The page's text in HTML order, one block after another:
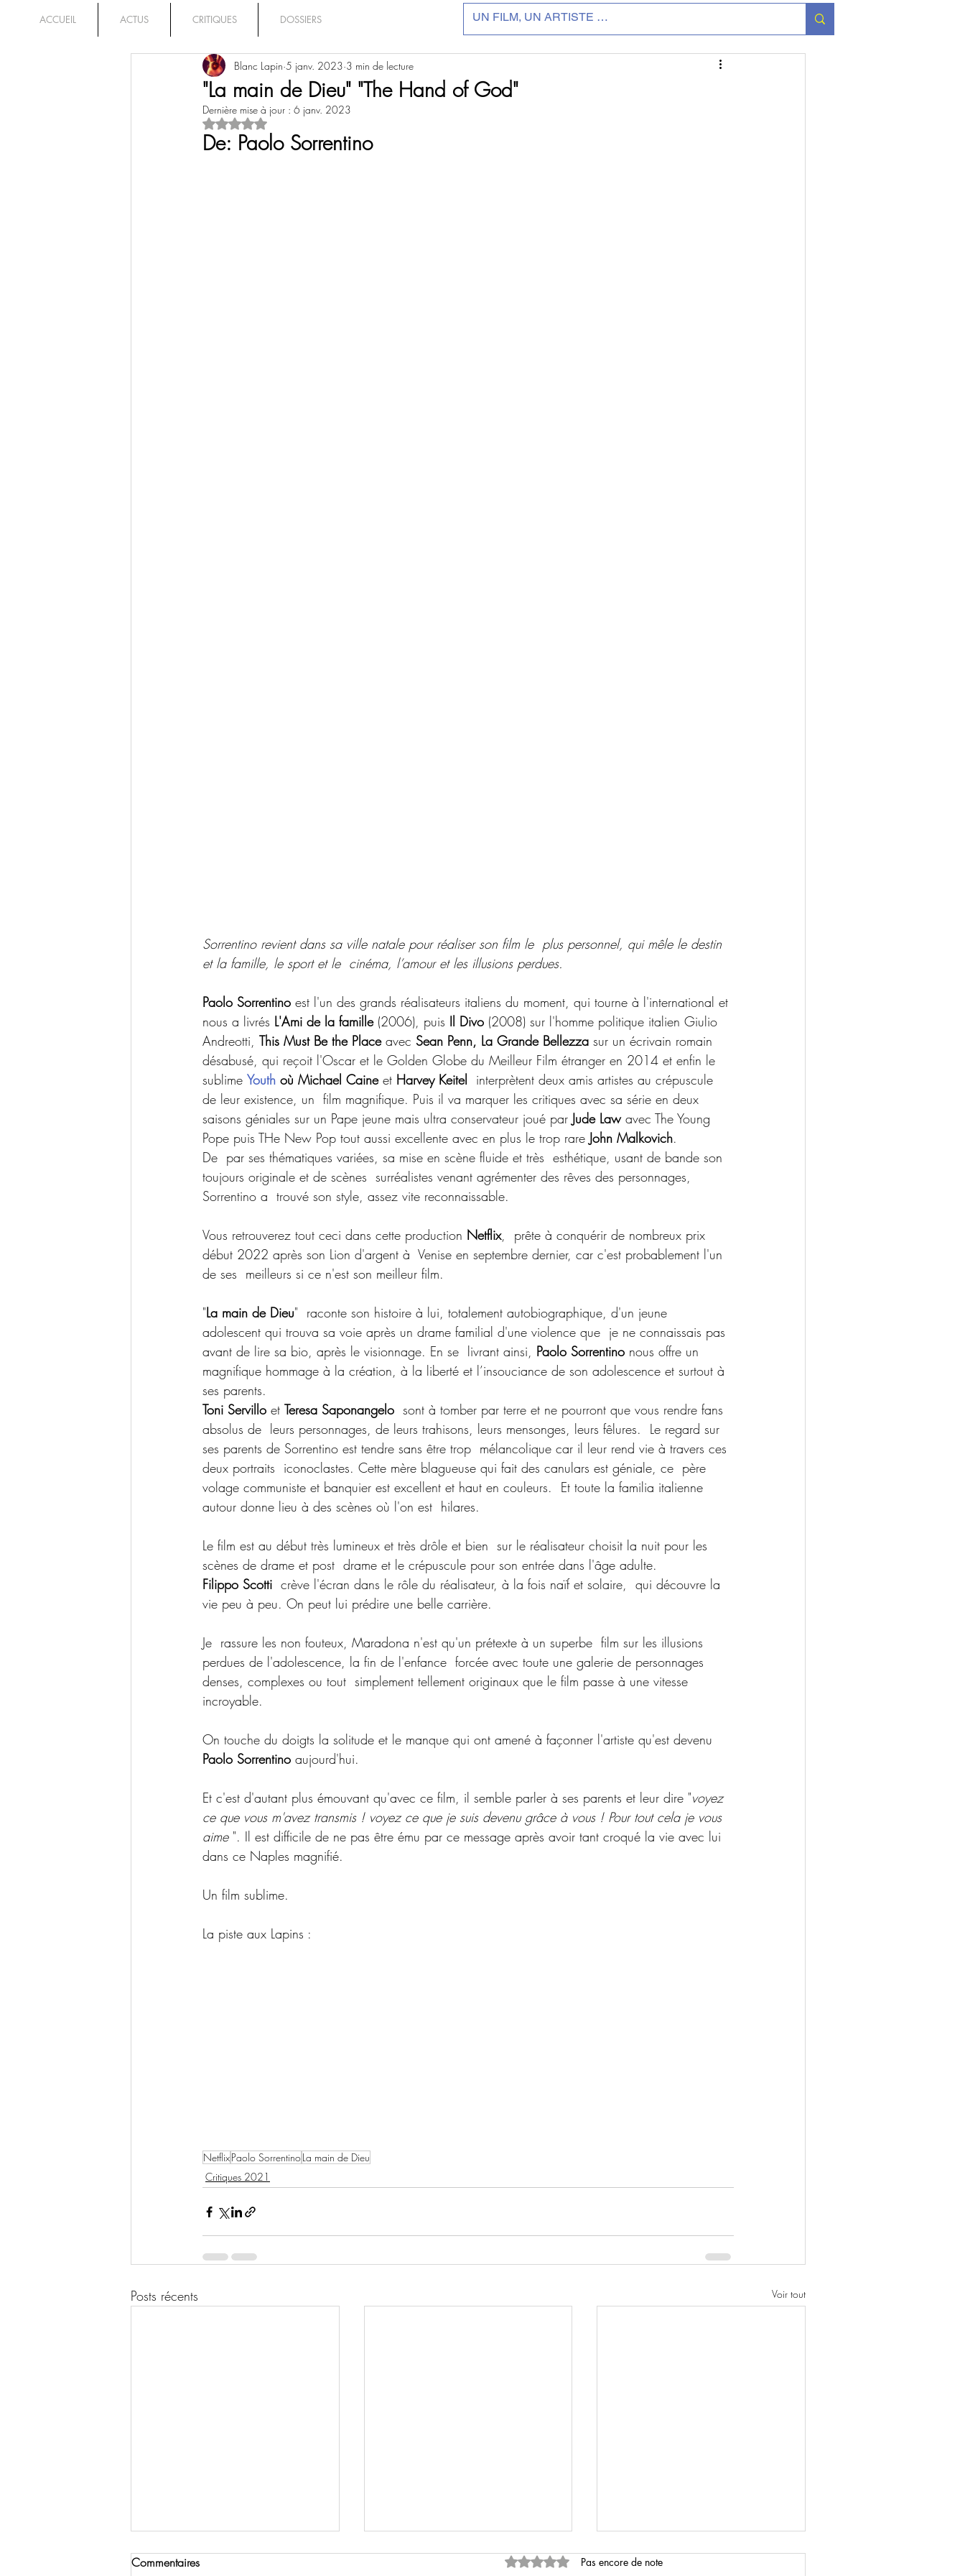
ACCUEIL ACTUS CRITIQUES DOSSIERS
"La main de Dieu" "The Hand of God"
Blanc Lapin 5 janv. 2023 3 min de lecture
Dernière mise à jour : 6 janv. 2023
Noté NaN étoiles sur 5.
De: Paolo Sorrentino
Sorrentino revient dans sa ville natale pour réaliser son film le  plus personnel, qui mêle le destin
et la famille, le sport et le  cinéma, l’amour et les illusions perdues.
Paolo Sorrentino est l'un des grands réalisateurs italiens du moment, qui tourne à l'international et
nous a livrés L'Ami de la famille (2006), puis Il Divo (2008) sur l'homme politique italien Giulio
Andreotti, This Must Be the Place avec Sean Penn, La Grande Bellezza sur un écrivain romain
désabusé, qui reçoit l'Oscar et le Golden Globe du Meilleur Film étranger en 2014 et enfin le
sublime Youth où Michael Caine et Harvey Keitel
  interprètent deux amis artistes au crépuscule
de leur existence, un  film magnifique. Puis il va marquer les critiques avec sa série en deux
saisons géniales sur un Pape jeune mais ultra conservateur joué par Jude Law avec The Young
Pope puis THe New Pop tout aussi excellente avec en plus le trop rare John Malkovich.
De  par ses thématiques variées, sa mise en scène fluide et très  esthétique, usant de bande son
toujours originale et de scènes  surréalistes venant agrémenter des rêves des personnages,
Sorrentino a  trouvé son style, assez vite reconnaissable.
Vous retrouverez tout ceci dans cette production Netflix,  prête à conquérir de nombreux prix
début 2022 après son Lion d'argent à  Venise en septembre dernier, car c'est probablement l'un
de ses  meilleurs si ce n'est son meilleur film.
"La main de Dieu"  raconte son histoire à lui, totalement autobiographique, d'un jeune
adolescent qui trouva sa voie après un drame familial d'une violence que  je ne connaissais pas
avant de lire sa bio, après le visionnage. En se  livrant ainsi, Paolo Sorrentino nous offre un
magnifique hommage à la création, à la liberté et l’insouciance de son adolescence et surtout à
ses parents.
Toni Servillo et Teresa Saponangelo
  sont à tomber par terre et ne pourront que vous rendre fans
absolus de  leurs personnages, de leurs trahisons, leurs mensonges, leurs fêlures.  Le regard sur
ses parents de Sorrentino est tendre sans être trop  mélancolique car il leur rend vie à travers ces
deux portraits  iconoclastes. Cette mère blagueuse qui fait des canulars est géniale, ce  père
volage communiste et banquier est excellent et haut en couleurs.  Et toute la familia italienne
autour donne lieu à des scènes où l'on est  hilares.
Le film est au début très lumineux et très drôle et bien  sur le réalisateur choisit la nuit pour les
scènes de drame et post  drame et le crépuscule pour son entrée dans l'âge adulte.
Filippo Scotti
  crève l'écran dans le rôle du réalisateur, à la fois naïf et solaire,  qui découvre la
vie peu à peu. On peut lui prédire une belle carrière.
Je  rassure les non fouteux, Maradona n'est qu'un prétexte à un superbe  film sur les illusions
perdues de l'adolescence, la fin de l'enfance  forcée avec toute une galerie de personnages
denses, complexes ou tout  simplement tellement originaux que le film passe à une vitesse
incroyable.
On touche du doigts la solitude et le manque qui ont amené à façonner l'artiste qu'est devenu
Paolo Sorrentino aujourd'hui.
Et c'est d'autant plus émouvant qu'avec ce film, il semble parler à ses parents et leur dire "voyez
ce que vous m'avez transmis ! voyez ce que je suis devenu grâce à vous ! Pour tout cela je vous
aime ". Il est difficile de ne pas être ému par ce message après avoir tant croqué la vie avec lui
dans ce Naples magnifié.
Un film sublime.
La piste aux Lapins :
NetflixPaolo SorrentinoLa main de Dieu
Critiques 2021
Posts récents Voir tout
Commentaires Noté 0 étoile sur 5.Pas encore de note